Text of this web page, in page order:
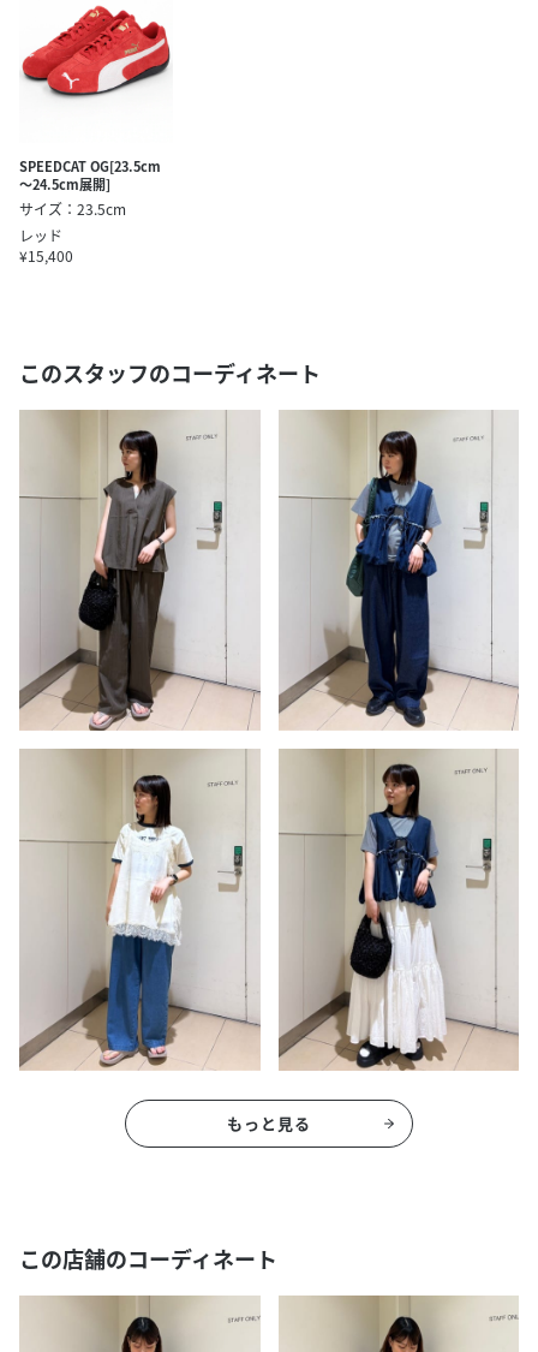
SPEEDCAT OG[23.5cm
～24.5cm展開]
サイズ：23.5cm
レッド
¥15,400
このスタッフのコーディネート
もっと見る
この店舗のコーディネート